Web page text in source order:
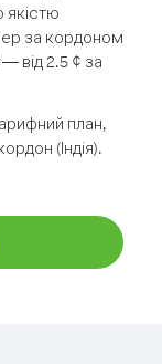
якістю
за кордоном
від 2.5 ¢ за
план,
(Індія).